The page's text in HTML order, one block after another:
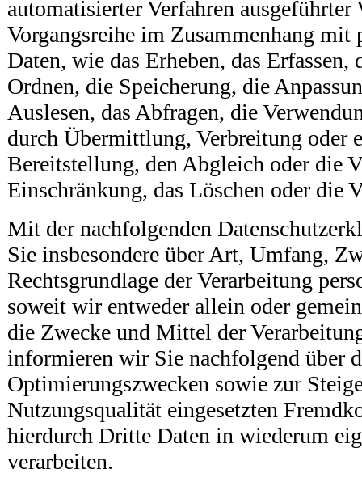
automatisierter Verfahren ausgeführter
Vorgangsreihe im Zusammenhang mit
Daten, wie das Erheben, das Erfassen,
Ordnen, die Speicherung, die
Auslesen, das Abfragen, die
durch Übermittlung, Verbreitung oder
Bereitstellung, den Abgleich oder die
Einschränkung, das Löschen oder die
Mit der nachfolgenden
Sie insbesondere über Art, Umfang,
Rechtsgrundlage der Verarbeitung
soweit wir entweder allein oder
die Zwecke und Mittel der
informieren wir Sie nachfolgend über
Optimierungszwecken sowie zur
Nutzungsqualität eingesetzten
hierdurch Dritte Daten in wiederum
verarbeiten.